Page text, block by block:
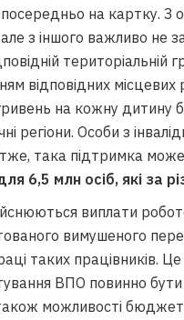
на картку. З
з іншого важливо не
відповідних
на кожну дитину
регіони. Особи з
така підтримка
6,5 млн осіб, які за
виплати
вимушеного
таких працівників.
ВПО повинно бути
можливості